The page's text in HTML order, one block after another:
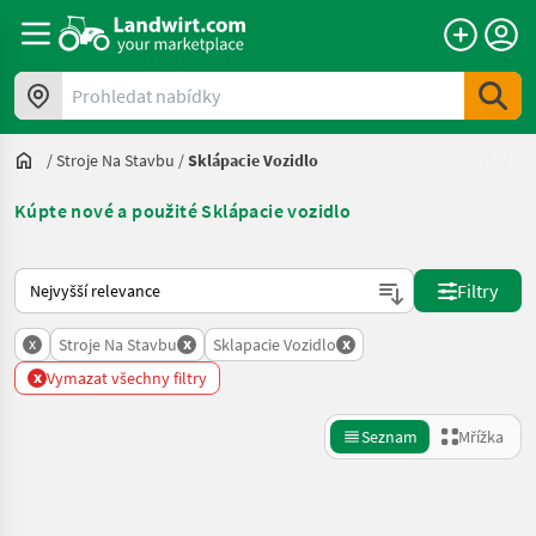
Prohledat nabídky
/Stroje Na Stavbu /Sklápacie Vozidlo
Kúpte nové a použité Sklápacie vozidlo
Takto se řadí nabídky na Landwirt.com
Filtry
x Stroje Na Stavbu x Sklapacie Vozidlo x
x Vymazat všechny filtry
Seznam Mřížka